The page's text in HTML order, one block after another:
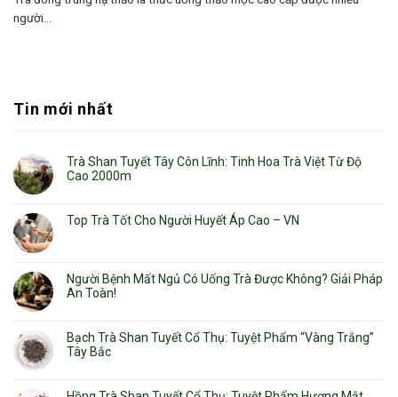
người...
Tin mới nhất
Trà Shan Tuyết Tây Côn Lĩnh: Tinh Hoa Trà Việt Từ Độ
Cao 2000m
Top Trà Tốt Cho Người Huyết Áp Cao – VN
Người Bệnh Mất Ngủ Có Uống Trà Được Không? Giải Pháp
An Toàn!
Bạch Trà Shan Tuyết Cổ Thụ: Tuyệt Phẩm “Vàng Trắng”
Tây Bắc